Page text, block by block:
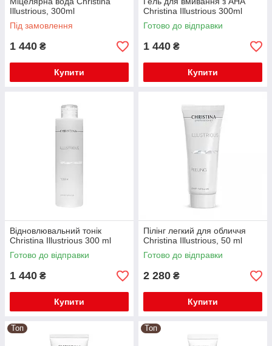
Illustrious, 300ml
Під замовлення
1 440 ₴
Купити
Christina Illustrious 300ml
Готово до відправки
1 440 ₴
Купити
Відновлювальний тонік
Christina Illustrious 300 ml
Готово до відправки
1 440 ₴
Купити
Пілінг легкий для обличчя
Christina Illustrious, 50 ml
Готово до відправки
2 280 ₴
Купити
Топ Топ